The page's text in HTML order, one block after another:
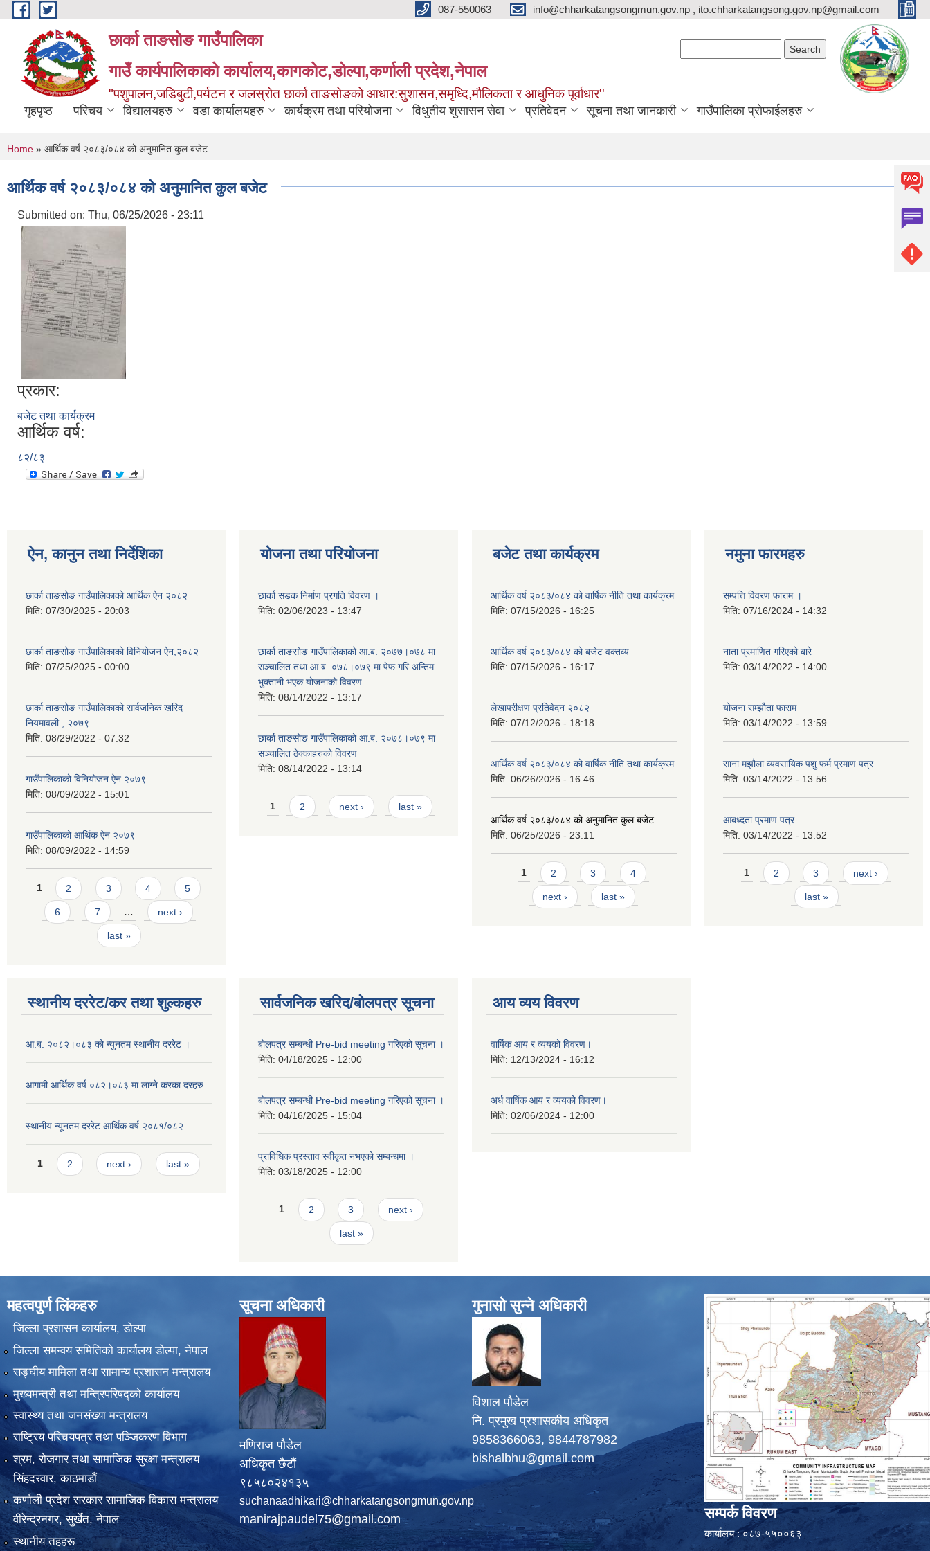
Skip to main content 087-550063 info@chharkatangsongmun.gov.np , ito.chharkatangsong.gov.np@gmail.com
छार्का ताङसोङ गाउँपालिका
गाउँ कार्यपालिकाको कार्यालय,कागकोट,डोल्पा,कर्णाली प्रदेश,नेपाल
"पशुपालन,जडिबुटी,पर्यटन र जलस्रोत छार्का ताङसोङको आधार:सुशासन,समृध्दि,मौलिकता र आधुनिक पूर्वाधार''
गृहपृष्ठ परिचय विद्यालयहरु वडा कार्यालयहरु कार्यक्रम तथा परियोजना विधुतीय शुसासन सेवा प्रतिवेदन सूचना तथा जानकारी गाउँपालिका प्रोफाईलहरु
You are here
Home » आर्थिक वर्ष २०८३/०८४ को अनुमानित कुल बजेट
आर्थिक वर्ष २०८३/०८४ को अनुमानित कुल बजेट
Submitted on: Thu, 06/25/2026 - 23:11
प्रकार:
बजेट तथा कार्यक्रम
आर्थिक वर्ष:
८२/८३
ऐन, कानुन तथा निर्देशिका
छार्का ताङसोङ गाउँपालिकाको आर्थिक ऐन २०८२
मिति: 07/30/2025 - 20:03
छार्का ताङसोङ गाउँपालिकाको विनियोजन ऐन,२०८२
मिति: 07/25/2025 - 00:00
छार्का ताङसोङ गाउँपालिकाको सार्वजनिक खरिद
नियमावली , २०७९
मिति: 08/29/2022 - 07:32
गाउँपालिकाको विनियोजन ऐन २०७९
मिति: 08/09/2022 - 15:01
गाउँपालिकाको आर्थिक ऐन २०७९
मिति: 08/09/2022 - 14:59
Pages
1 2 3 4 5
6 7 … next ›
last »
योजना तथा परियोजना
छार्का सडक निर्माण प्रगति विवरण ।
मिति: 02/06/2023 - 13:47
छार्का ताङसोङ गाउँपालिकाको आ.ब. २०७७।०७८ मा
सञ्चालित तथा आ.ब. ०७८।०७९ मा पेफ गरि अन्तिम
भुक्तानी भएक योजनाको विवरण
मिति: 08/14/2022 - 13:17
छार्का ताङसोङ गाउँपालिकाको आ.ब. २०७८।०७९ मा
सञ्चालित ठेक्काहरुको विवरण
मिति: 08/14/2022 - 13:14
Pages
1 2 next › last »
बजेट तथा कार्यक्रम
आर्थिक वर्ष २०८३/०८४ को वार्षिक नीति तथा कार्यक्रम
मिति: 07/15/2026 - 16:25
आर्थिक वर्ष २०८३/०८४ को बजेट वक्तव्य
मिति: 07/15/2026 - 16:17
लेखापरीक्षण प्रतिवेदन २०८२
मिति: 07/12/2026 - 18:18
आर्थिक वर्ष २०८३/०८४ को वार्षिक नीति तथा कार्यक्रम
मिति: 06/26/2026 - 16:46
आर्थिक वर्ष २०८३/०८४ को अनुमानित कुल बजेट
मिति: 06/25/2026 - 23:11
Pages
1 2 3 4
next › last »
नमुना फारमहरु
सम्पत्ति विवरण फाराम ।
मिति: 07/16/2024 - 14:32
नाता प्रमाणित गरिएको बारे
मिति: 03/14/2022 - 14:00
योजना सम्झौता फाराम
मिति: 03/14/2022 - 13:59
साना मझौला व्यवसायिक पशु फर्म प्रमाण पत्र
मिति: 03/14/2022 - 13:56
आबध्दता प्रमाण पत्र
मिति: 03/14/2022 - 13:52
Pages
1 2 3 next ›
last »
स्थानीय दररेट/कर तथा शुल्कहरु
आ.ब. २०८२।०८३ को न्युनतम स्थानीय दररेट ।
आगामी आर्थिक वर्ष ०८२।०८३ मा लाग्ने करका दरहरु
स्थानीय न्यूनतम दररेट आर्थिक वर्ष २०८१/०८२
Pages
1 2 next › last »
सार्वजनिक खरिद/बोलपत्र सूचना
बोलपत्र सम्बन्धी Pre-bid meeting गरिएको सूचना ।
मिति: 04/18/2025 - 12:00
बोलपत्र सम्बन्धी Pre-bid meeting गरिएको सूचना ।
मिति: 04/16/2025 - 15:04
प्राविधिक प्रस्ताव स्वीकृत नभएको सम्बन्धमा ।
मिति: 03/18/2025 - 12:00
Pages
1 2 3 next ›
last »
आय व्यय विवरण
वार्षिक आय र व्ययको विवरण।
मिति: 12/13/2024 - 16:12
अर्ध वार्षिक आय र व्ययको विवरण।
मिति: 02/06/2024 - 12:00
महत्वपुर्ण लिंकहरु
जिल्ला प्रशासन कार्यालय, डोल्पा
जिल्ला समन्वय समितिको कार्यालय डोल्पा, नेपाल
सङ्‍घीय मामिला तथा सामान्य प्रशासन मन्त्रालय
मुख्यमन्त्री तथा मन्त्रिपरिषद्को कार्यालय
स्वास्थ्य तथा जनसंख्या मन्त्रालय
राष्ट्रिय परिचयपत्र तथा पञ्जिकरण विभाग
श्रम, रोजगार तथा सामाजिक सुरक्षा मन्त्रालय
सिंहदरवार, काठमाडाैं
कर्णाली प्रदेश सरकार सामाजिक विकास मन्त्रालय
वीरेन्द्रनगर, सुर्खेत, नेपाल
स्थानीय तहहरू
सूचना अधिकारी
मणिराज पौडेल
अधिकृत छैटौं
९८५८०२४१३५
suchanaadhikari@chharkatangsongmun.gov.np
manirajpaudel75@gmail.com
गुनासो सुन्ने अधिकारी
विशाल पौडेल
नि. प्रमुख प्रशासकीय अधिकृत
9858366063, 9844787982
bishalbhu@gmail.com
सम्पर्क विवरण
कार्यालय : ०८७-५५००६३